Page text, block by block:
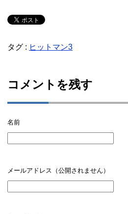
タグ : ヒットマン3
コメントを残す
名前
メールアドレス（公開されません）